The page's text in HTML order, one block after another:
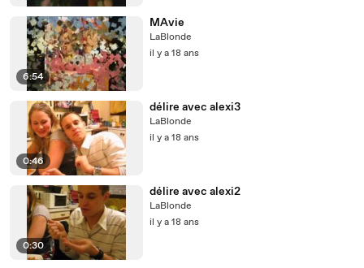
6:54
MAvie
LaBlonde
il y a 18 ans
0:46
délire avec alexi3
LaBlonde
il y a 18 ans
0:30
délire avec alexi2
LaBlonde
il y a 18 ans